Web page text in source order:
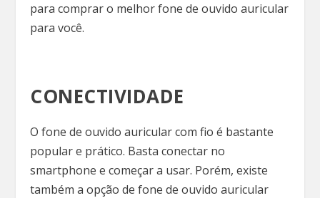
para comprar o melhor fone de ouvido auricular
para você.
CONECTIVIDADE
O fone de ouvido auricular com fio é bastante
popular e prático. Basta conectar no
smartphone e começar a usar. Porém, existe
também a opção de fone de ouvido auricular